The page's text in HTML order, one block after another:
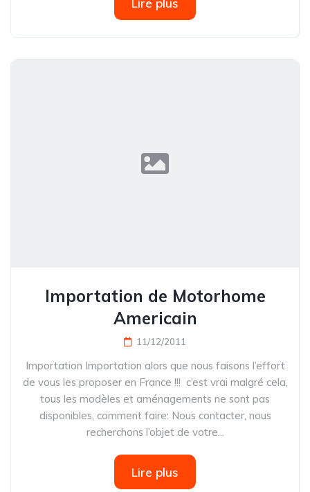
Lire plus
Importation de Motorhome
Americain
11/12/2011
Importation Importation alors que nous faisons l’effort
de vous les proposer en France !!! c’est vrai malgré cela,
tous les modèles et aménagements ne sont pas
disponibles, comment faire: Nous contacter, nous
recherchons l’objet de votre...
Lire plus